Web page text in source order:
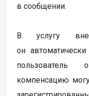
в сообщении.
В услугу
он
пользователь
компенсацию